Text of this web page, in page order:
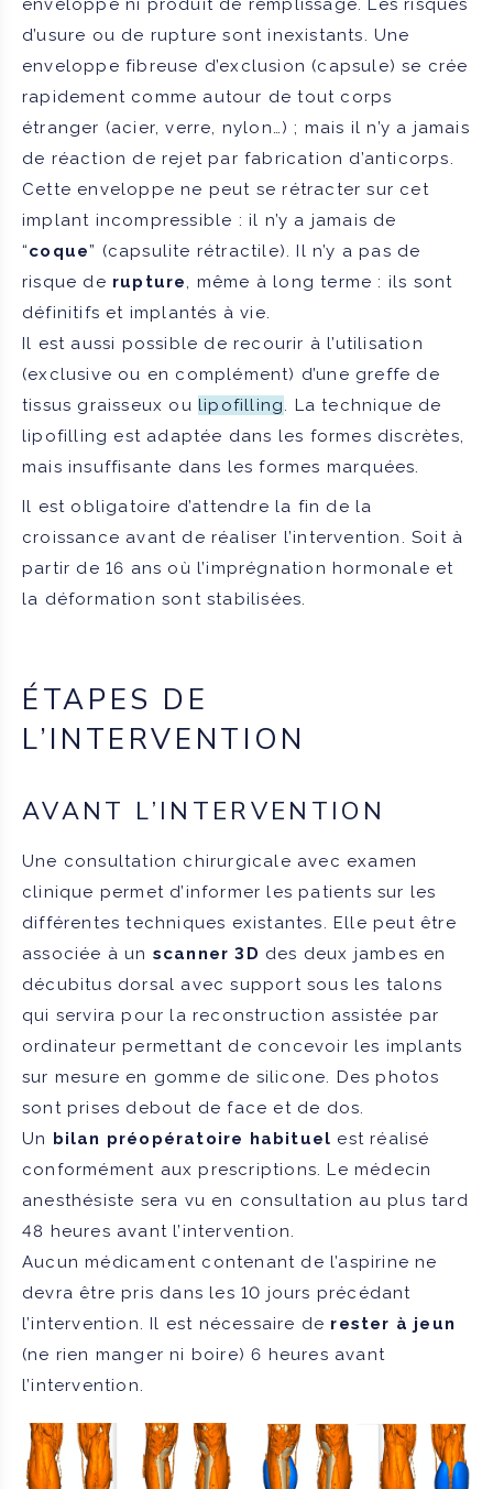
enveloppe ni produit de remplissage. Les risques
d’usure ou de rupture sont inexistants. Une
enveloppe fibreuse d’exclusion (capsule) se crée
rapidement comme autour de tout corps
étranger (acier, verre, nylon…) ; mais il n’y a jamais
de réaction de rejet par fabrication d’anticorps.
Cette enveloppe ne peut se rétracter sur cet
implant incompressible : il n’y a jamais de
“coque” (capsulite rétractile). Il n’y a pas de
risque de rupture, même à long terme : ils sont
définitifs et implantés à vie.
Il est aussi possible de recourir à l’utilisation
(exclusive ou en complément) d’une greffe de
tissus graisseux ou lipofilling. La technique de
lipofilling est adaptée dans les formes discrètes,
mais insuffisante dans les formes marquées.
Il est obligatoire d’attendre la fin de la
croissance avant de réaliser l’intervention. Soit à
partir de 16 ans où l’imprégnation hormonale et
la déformation sont stabilisées.
ÉTAPES DE
L’INTERVENTION
AVANT L’INTERVENTION
Une consultation chirurgicale avec examen
clinique permet d’informer les patients sur les
différentes techniques existantes. Elle peut être
associée à un scanner 3D des deux jambes en
décubitus dorsal avec support sous les talons
qui servira pour la reconstruction assistée par
ordinateur permettant de concevoir les implants
sur mesure en gomme de silicone. Des photos
sont prises debout de face et de dos.
Un bilan préopératoire habituel est réalisé
conformément aux prescriptions. Le médecin
anesthésiste sera vu en consultation au plus tard
48 heures avant l’intervention.
Aucun médicament contenant de l’aspirine ne
devra être pris dans les 10 jours précédant
l’intervention. Il est nécessaire de rester à jeun
(ne rien manger ni boire) 6 heures avant
l’intervention.